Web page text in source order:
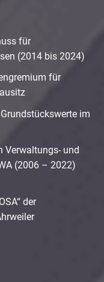
für
(2014 bis 2024)
für
im
Verwaltungs- und
(2006 – 2022)
der